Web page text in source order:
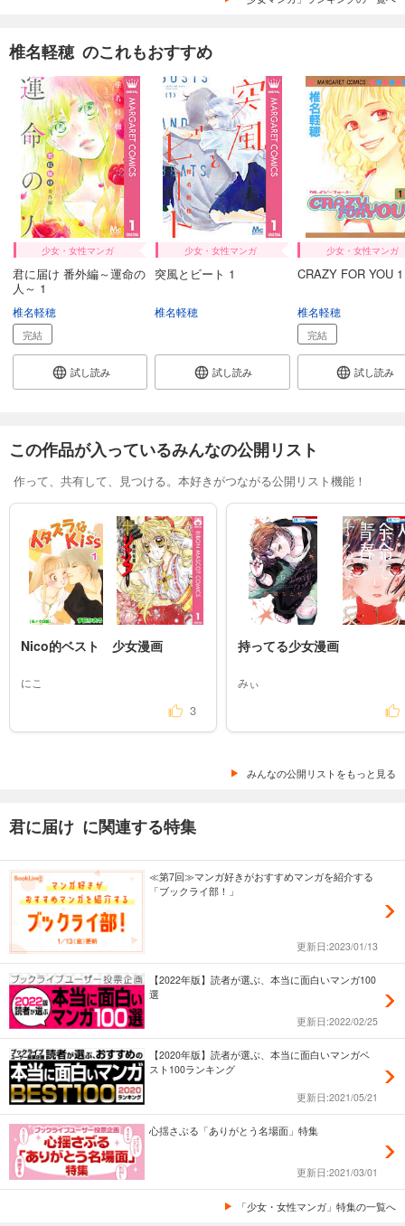
椎名軽穂 のこれもおすすめ
少女・女性マンガ
君に届け 番外編～運命の
人～ 1
椎名軽穂
完結
試し読み
少女・女性マンガ
突風とビート 1
椎名軽穂
試し読み
少女・女性マンガ
CRAZY FOR YOU 1
椎名軽穂
完結
試し読み
この作品が入っているみんなの公開リスト
作って、共有して、見つける。本好きがつながる公開リスト機能！
Nico的ベスト　少女漫画
にこ
3
持ってる少女漫画
みぃ
みんなの公開リストをもっと見る
君に届け に関連する特集
≪第7回≫マンガ好きがおすすめマンガを紹介する
「ブックライ部！」
更新日:2023/01/13
【2022年版】読者が選ぶ、本当に面白いマンガ100
選
更新日:2022/02/25
【2020年版】読者が選ぶ、本当に面白いマンガベ
スト100ランキング
更新日:2021/05/21
心揺さぶる「ありがとう名場面」特集
更新日:2021/03/01
「少女・女性マンガ」特集の一覧へ